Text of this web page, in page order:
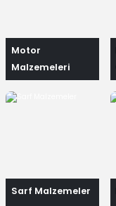
Motor
Malzemeleri
Sarf Malzemeler